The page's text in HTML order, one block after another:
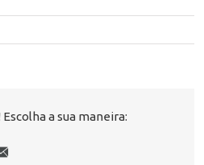
a sua maneira: